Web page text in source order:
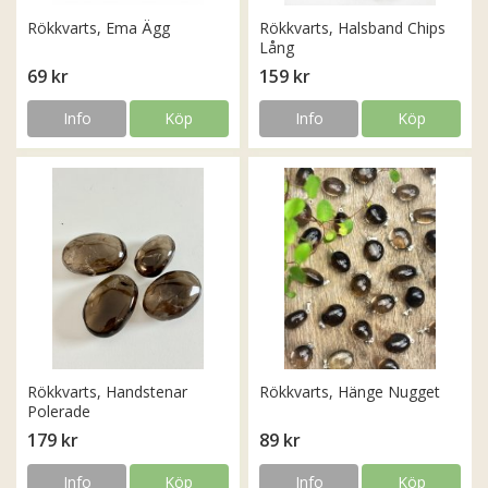
Rökkvarts, Ema Ägg
69 kr
Info Köp
Rökkvarts, Halsband Chips
Lång
159 kr
Info Köp
Rökkvarts, Handstenar
Polerade
179 kr
Info Köp
Rökkvarts, Hänge Nugget
89 kr
Info Köp